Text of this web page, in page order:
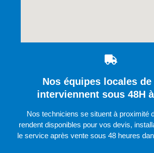
Nos équipes locales
interviennent sous 48H
Nos techniciens se situent à proximité
rendent disponibles pour vos devis,
le service après vente sous 48 heures